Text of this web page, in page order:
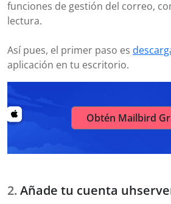
funciones de gestión del correo,
lectura.
Así pues, el primer paso es
aplicación en tu escritorio.
Obtén Mailbird
Añade tu cuenta